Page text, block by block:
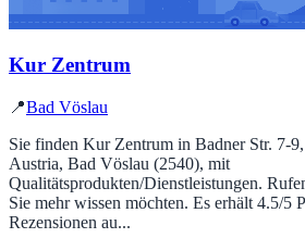
Kur Zentrum
📍Bad Vöslau
Sie finden Kur Zentrum in Badner Str. 7-
Austria, Bad Vöslau (2540), mit
Qualitätsprodukten/Dienstleistungen.
Sie mehr wissen möchten. Es erhält 4.5/5
Rezensionen au...